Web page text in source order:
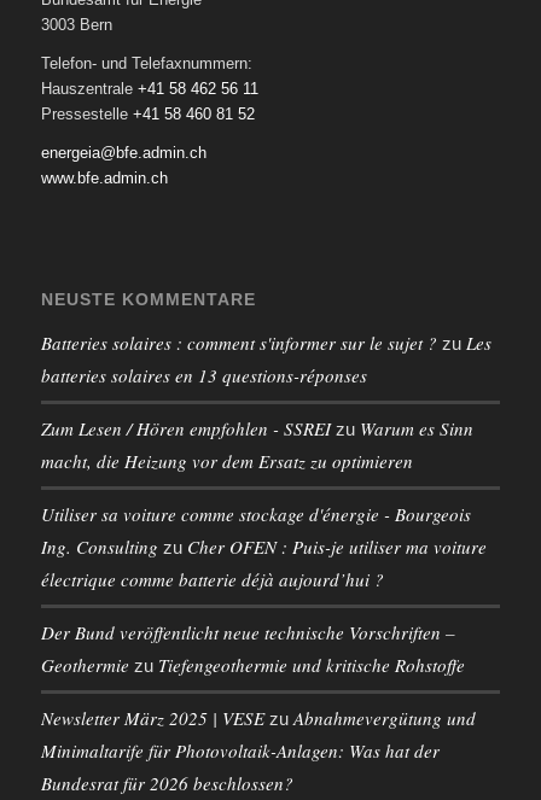
3003 Bern
Telefon- und Telefaxnummern:
Hauszentrale +41 58 462 56 11
Pressestelle +41 58 460 81 52
energeia@bfe.admin.ch
www.bfe.admin.ch
NEUSTE KOMMENTARE
Batteries solaires : comment s'informer sur le sujet ? zu Les
batteries solaires en 13 questions-réponses
Zum Lesen / Hören empfohlen - SSREIzu Warum es Sinn
macht, die Heizung vor dem Ersatz zu optimieren
Utiliser sa voiture comme stockage d'énergie - Bourgeois
Ing. Consulting zu Cher OFEN : Puis-je utiliser ma voiture
électrique comme batterie déjà aujourd’hui ?
Der Bund veröffentlicht neue technische Vorschriften –
Geothermie zu Tiefengeothermie und kritische Rohstoffe
Newsletter März 2025 | VESEzu Abnahmevergütung und
Minimaltarife für Photovoltaik-Anlagen: Was hat der
Bundesrat für 2026 beschlossen?